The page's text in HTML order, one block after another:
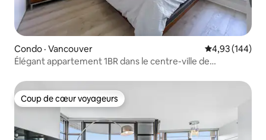
Condo · Vancouver Note
4,93 (144)
Élégant appartement 1BR dans le centre-ville de
Coup de cœur voyageurs
Coup de cœur voyageurs